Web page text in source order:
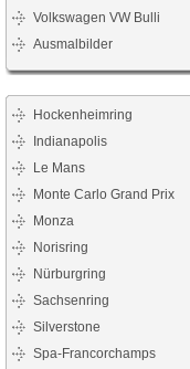
Volkswagen VW Bulli
Ausmalbilder
Hockenheimring
Indianapolis
Le Mans
Monte Carlo Grand Prix
Monza
Norisring
Nürburgring
Sachsenring
Silverstone
Spa-Francorchamps